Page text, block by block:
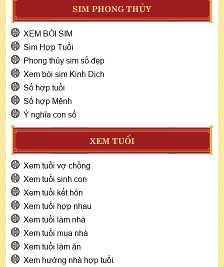
SIM PHONG THỦY
XEM BÓI SIM
Sim Hợp Tuổi
Phong thủy sim số đẹp
Xem bói sim Kinh Dịch
Số hợp tuổi
Số hợp Mệnh
Ý nghĩa con số
XEM TUỔI
Xem tuổi vợ chồng
Xem tuổi sinh con
Xem tuổi kết hôn
Xem tuổi hợp nhau
Xem tuổi làm nhà
Xem tuổi mua nhà
Xem tuổi làm ăn
Xem hướng nhà hợp tuổi